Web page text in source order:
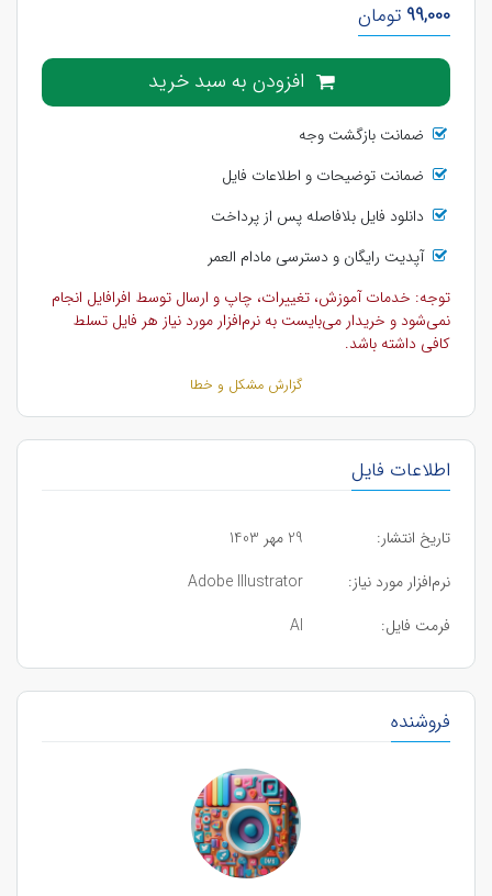
99,000 تومان
افزودن به سبد خرید
ضمانت بازگشت وجه
ضمانت توضیحات و اطلاعات فایل
دانلود فایل بلافاصله پس از پرداخت
آپدیت رایگان و دسترسی مادام العمر
توجه: خدمات آموزش، تغییرات، چاپ و ارسال توسط افرافایل انجام
نمی‌شود و خریدار می‌بایست به نرم‌افزار مورد نیاز هر فایل تسلط
کافی داشته باشد.
گزارش مشکل و خطا
اطلاعات فایل
تاریخ انتشار:
29 مهر 1403
نرم‌افزار مورد نیاز:
Adobe Illustrator
فرمت فایل:
AI
فروشنده